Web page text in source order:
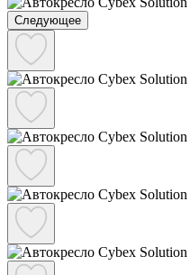
Следующее